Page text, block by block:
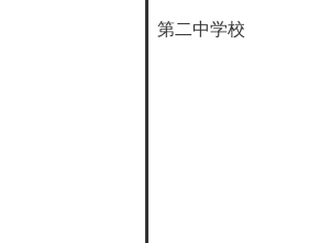
第二中学校